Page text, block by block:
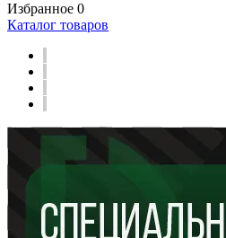
Избранное 0
Каталог товаров